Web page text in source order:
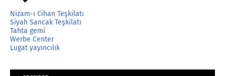
Nizam-ı Cihan Teşkilatı
Siyah Sancak Teşkilatı
Tahta gemi
Werbe Center
Lugat yayıncılık